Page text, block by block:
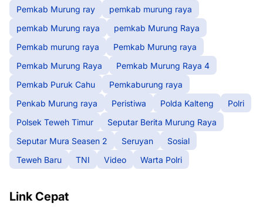
Pemkab Murung ray
pemkab murung raya
pemkab Murung raya
pemkab Murung Raya
Pemkab murung raya
Pemkab Murung raya
Pemkab Murung Raya
Pemkab Murung Raya 4
Pemkab Puruk Cahu
Pemkaburung raya
Penkab Murung raya
Peristiwa Polda Kalteng
Polri
Polsek Teweh Timur
Seputar Berita Murung Raya
Seputar Mura Seasen 2
Seruyan
Sosial
Teweh Baru
TNI Video Warta Polri
Link Cepat